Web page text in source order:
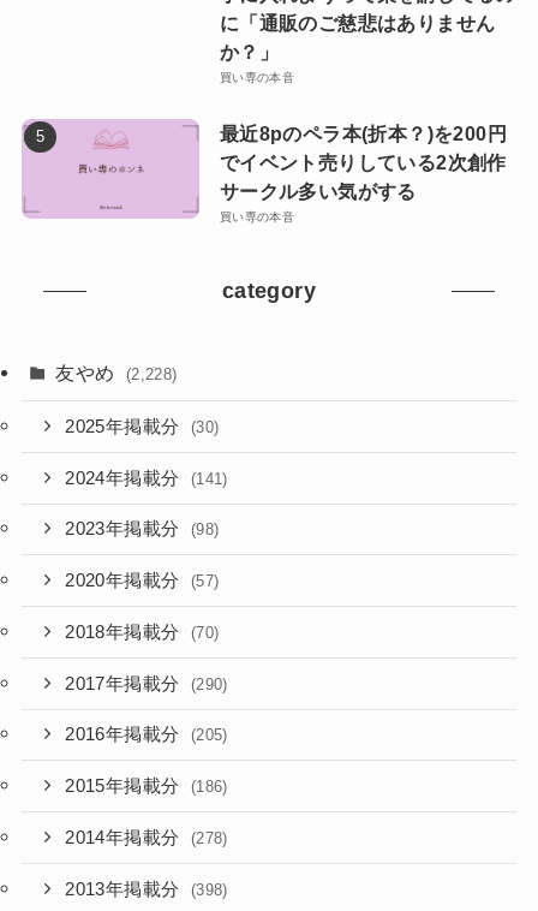
に「通販のご慈悲はありません
か？」
買い専の本音
最近8pのペラ本(折本？)を200円
でイベント売りしている2次創作
サークル多い気がする
買い専の本音
category
友やめ (2,228)
2025年掲載分 (30)
2024年掲載分 (141)
2023年掲載分 (98)
2020年掲載分 (57)
2018年掲載分 (70)
2017年掲載分 (290)
2016年掲載分 (205)
2015年掲載分 (186)
2014年掲載分 (278)
2013年掲載分 (398)